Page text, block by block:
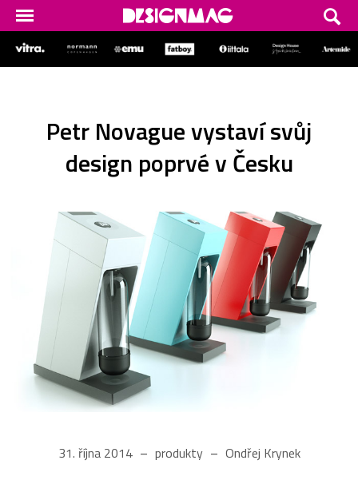
Petr Novague vystaví svůj
design poprvé v Česku
31. října 2014 produkty Ondřej Krynek